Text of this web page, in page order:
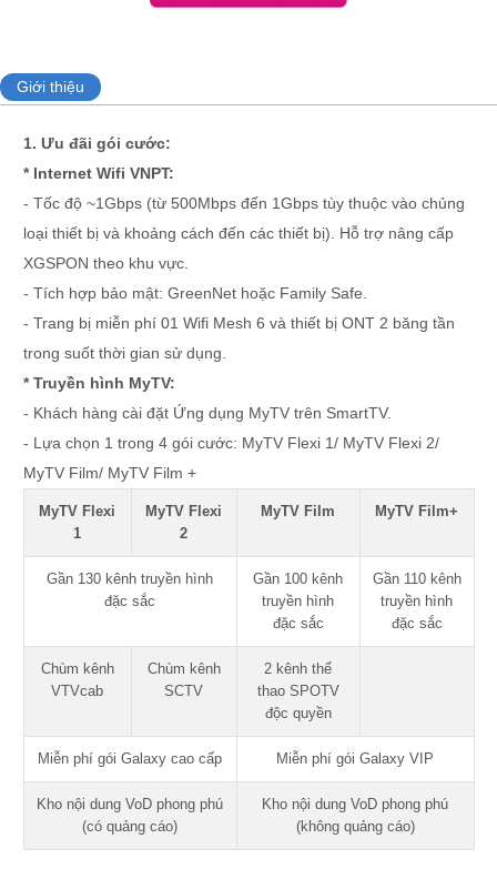
Giới thiệu
1. Ưu đãi gói cước:
* Internet Wifi VNPT:
- Tốc độ ~1Gbps (từ 500Mbps đến 1Gbps tùy thuộc vào chủng
loại thiết bị và khoảng cách đến các thiết bị). Hỗ trợ nâng cấp
XGSPON theo khu vực.
- Tích hợp bảo mật: GreenNet hoặc Family Safe.
- Trang bị miễn phí 01 Wifi Mesh 6 và thiết bị ONT 2 băng tần
trong suốt thời gian sử dụng.
* Truyền hình MyTV:
- Khách hàng cài đặt Ứng dụng MyTV trên SmartTV.
- Lựa chọn 1 trong 4 gói cước: MyTV Flexi 1/ MyTV Flexi 2/
MyTV Film/ MyTV Film +
MyTV Flexi
1
MyTV Flexi
2
MyTV Film MyTV Film+
Gần 130 kênh truyền hình
đặc sắc
Gần 100 kênh
truyền hình
đặc sắc
Gần 110 kênh
truyền hình
đặc sắc
Chùm kênh
VTVcab
Chùm kênh
SCTV
2 kênh thể
thao SPOTV
độc quyền
Miễn phí gói Galaxy cao cấp Miễn phí gói Galaxy VIP
Kho nội dung VoD phong phú
(có quảng cáo)
Kho nội dung VoD phong phú
(không quảng cáo)